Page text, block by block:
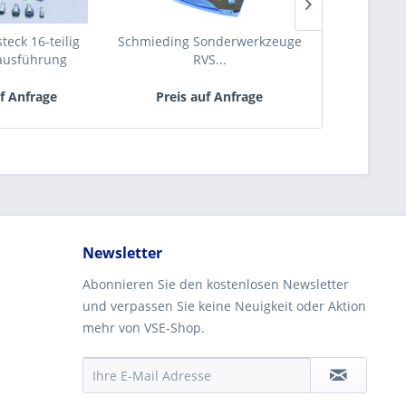
16-teilig
Anfrage
Schmieding Sonderwerkzeuge
RVS...
Preis auf Anfrage
Newsletter
Abonnieren Sie den kostenlosen Newsletter
und verpassen Sie keine Neuigkeit oder Aktion
mehr von VSE-Shop.